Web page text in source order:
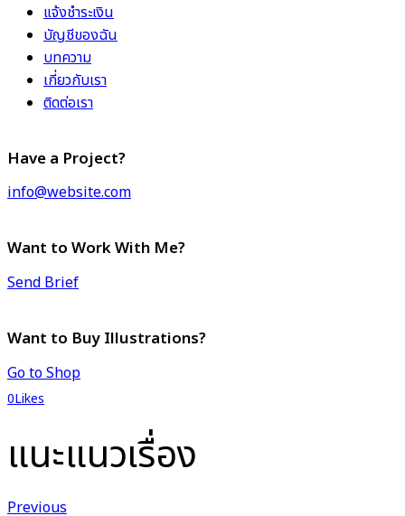
แจ้งชำระเงิน
บัญชีของฉัน
บทความ
เกี่ยวกับเรา
ติดต่อเรา
Have a Project?
info@website.com
Want to Work With Me?
Send Brief
Want to Buy Illustrations?
Go to Shop
0Likes
แนะแนวเรื่อง
Previous